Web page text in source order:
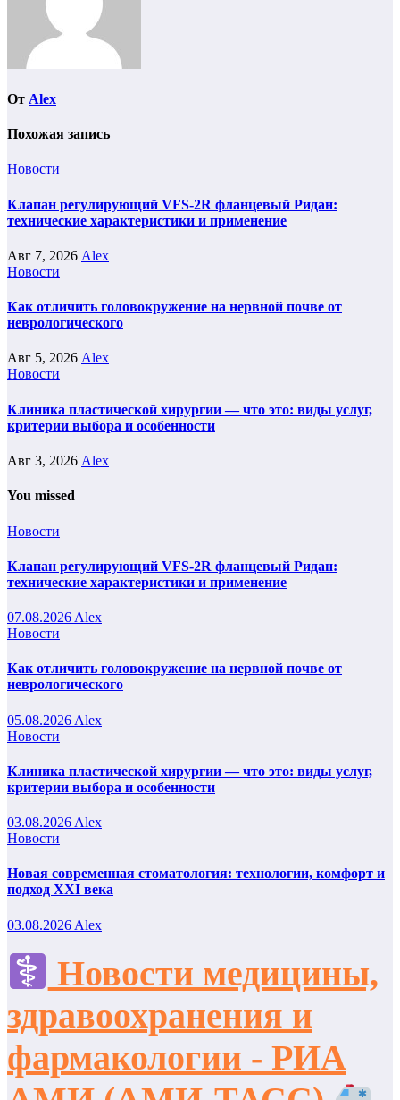
От Alex
Похожая запись
Новости
Клапан регулирующий VFS-2R фланцевый Ридан:
технические характеристики и применение
Авг 7, 2026 Alex
Новости
Как отличить головокружение на нервной почве от
неврологического
Авг 5, 2026 Alex
Новости
Клиника пластической хирургии — что это: виды услуг,
критерии выбора и особенности
Авг 3, 2026 Alex
You missed
Новости
Клапан регулирующий VFS-2R фланцевый Ридан:
технические характеристики и применение
07.08.2026 Alex
Новости
Как отличить головокружение на нервной почве от
неврологического
05.08.2026 Alex
Новости
Клиника пластической хирургии — что это: виды услуг,
критерии выбора и особенности
03.08.2026 Alex
Новости
Новая современная стоматология: технологии, комфорт и
подход XXI века
03.08.2026 Alex
Новости медицины,
здравоохранения и
фармакологии - РИА